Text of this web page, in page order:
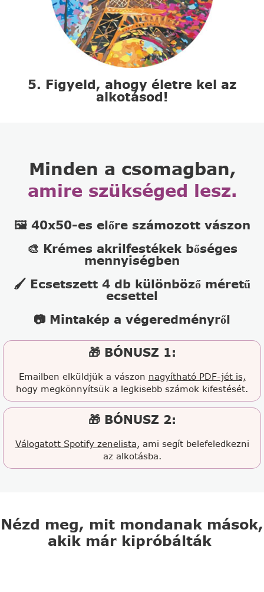
5. Figyeld, ahogy életre kel az
alkotásod!
Minden a csomagban,
amire szükséged lesz.
🖼️ 40x50-es előre számozott vászon
🎨 Krémes akrilfestékek bőséges
mennyiségben
🖌️ Ecsetszett 4 db különböző méretű
ecsettel
📷 Mintakép a végeredményről
🎁 BÓNUSZ 1:
Emailben elküldjük a vászon nagyítható PDF-jét is,
hogy megkönnyítsük a legkisebb számok kifestését.
🎁 BÓNUSZ 2:
Válogatott Spotify zenelista, ami segít belefeledkezni
az alkotásba.
Nézd meg, mit mondanak mások,
akik már kipróbálták